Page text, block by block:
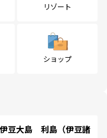
リゾート
ショップ
大島 利島（伊豆諸